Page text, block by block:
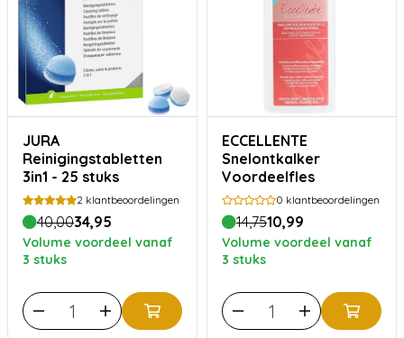
JURA
Reinigingstabletten
3in1 - 25 stuks
2 klantbeoordelingen
40,0034,95
Volume voordeel vanaf
3 stuks
ECCELLENTE
Snelontkalker
Voordeelfles
0 klantbeoordelingen
14,7510,99
Volume voordeel vanaf
3 stuks